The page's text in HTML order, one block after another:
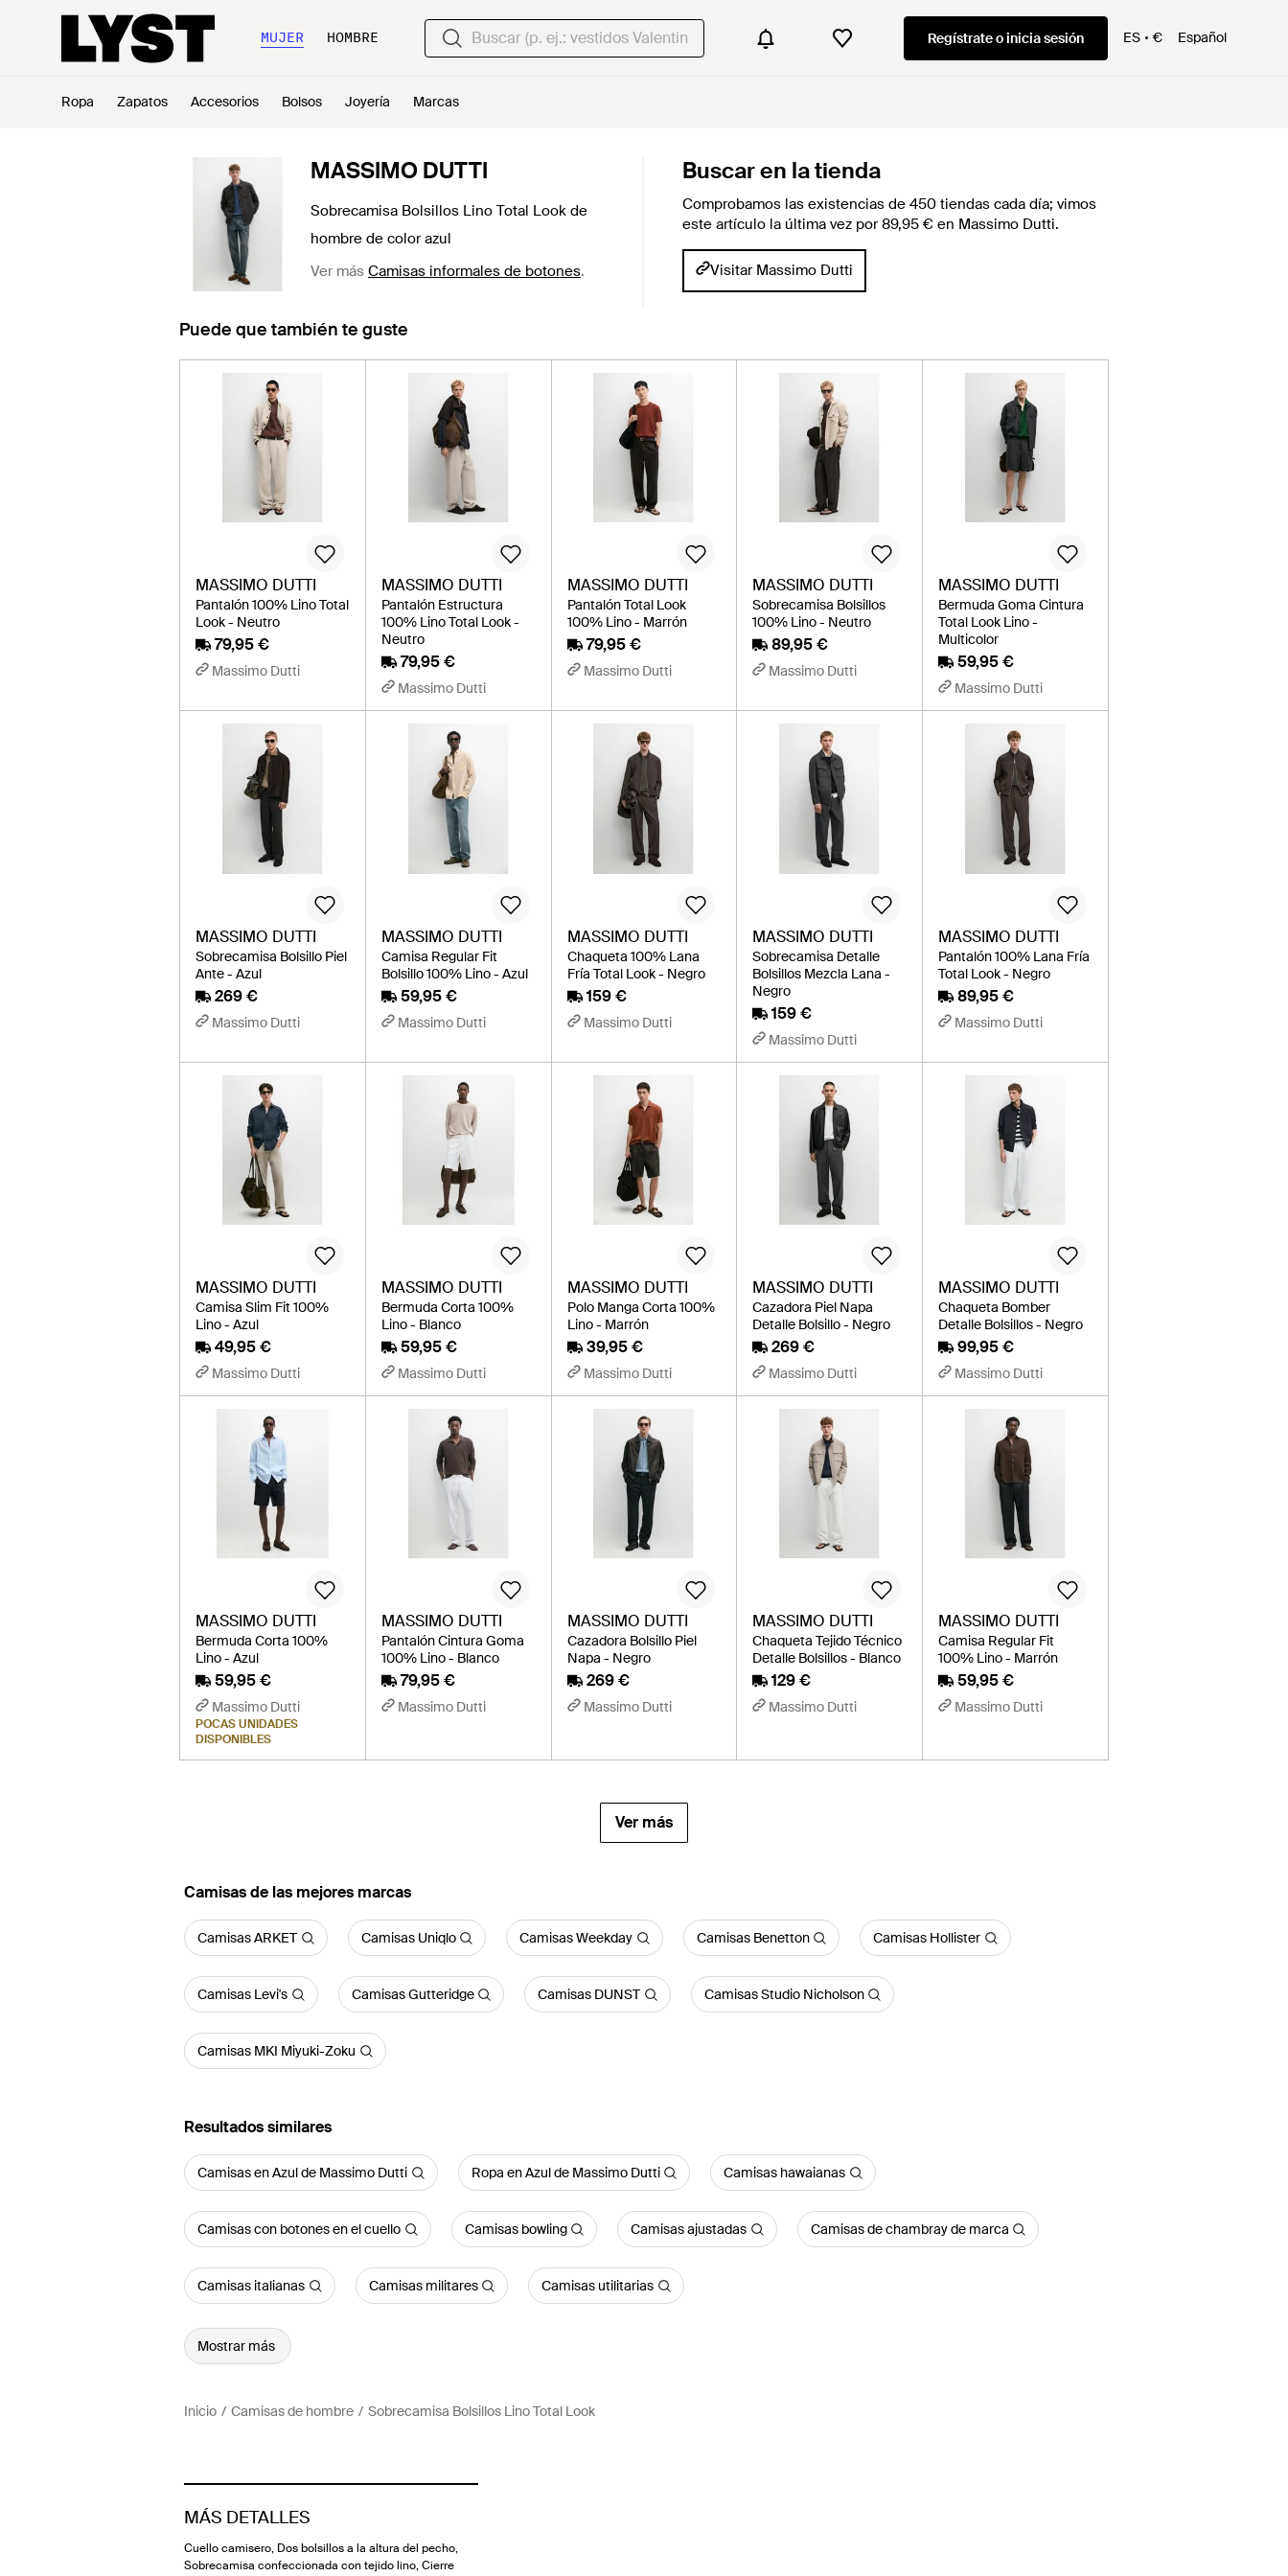
MUJER HOMBRE Regístrate o inicia sesión ES € Español
Ropa Zapatos Accesorios Bolsos Joyería Marcas
MASSIMO DUTTI
Sobrecamisa Bolsillos Lino Total Look de
hombre de color azul
Ver más Camisas informales de botones.
Buscar en la tienda
Comprobamos las existencias de 450 tiendas cada día; vimos
este artículo la última vez por 89,95 € en Massimo Dutti.
Visitar Massimo Dutti
Puede que también te guste
MASSIMO DUTTI
Pantalón 100% Lino Total
Look - Neutro
79,95 €
Massimo Dutti
MASSIMO DUTTI
Pantalón Estructura
100% Lino Total Look -
Neutro
79,95 €
Massimo Dutti
MASSIMO DUTTI
Pantalón Total Look
100% Lino - Marrón
79,95 €
Massimo Dutti
MASSIMO DUTTI
Sobrecamisa Bolsillos
100% Lino - Neutro
89,95 €
Massimo Dutti
MASSIMO DUTTI
Bermuda Goma Cintura
Total Look Lino -
Multicolor
59,95 €
Massimo Dutti
MASSIMO DUTTI
Sobrecamisa Bolsillo Piel
Ante - Azul
269 €
Massimo Dutti
MASSIMO DUTTI
Camisa Regular Fit
Bolsillo 100% Lino - Azul
59,95 €
Massimo Dutti
MASSIMO DUTTI
Chaqueta 100% Lana
Fría Total Look - Negro
159 €
Massimo Dutti
MASSIMO DUTTI
Sobrecamisa Detalle
Bolsillos Mezcla Lana -
Negro
159 €
Massimo Dutti
MASSIMO DUTTI
Pantalón 100% Lana Fría
Total Look - Negro
89,95 €
Massimo Dutti
MASSIMO DUTTI
Camisa Slim Fit 100%
Lino - Azul
49,95 €
Massimo Dutti
MASSIMO DUTTI
Bermuda Corta 100%
Lino - Blanco
59,95 €
Massimo Dutti
MASSIMO DUTTI
Polo Manga Corta 100%
Lino - Marrón
39,95 €
Massimo Dutti
MASSIMO DUTTI
Cazadora Piel Napa
Detalle Bolsillo - Negro
269 €
Massimo Dutti
MASSIMO DUTTI
Chaqueta Bomber
Detalle Bolsillos - Negro
99,95 €
Massimo Dutti
MASSIMO DUTTI
Bermuda Corta 100%
Lino - Azul
59,95 €
Massimo Dutti
POCAS UNIDADES
DISPONIBLES
MASSIMO DUTTI
Pantalón Cintura Goma
100% Lino - Blanco
79,95 €
Massimo Dutti
MASSIMO DUTTI
Cazadora Bolsillo Piel
Napa - Negro
269 €
Massimo Dutti
MASSIMO DUTTI
Chaqueta Tejido Técnico
Detalle Bolsillos - Blanco
129 €
Massimo Dutti
MASSIMO DUTTI
Camisa Regular Fit
100% Lino - Marrón
59,95 €
Massimo Dutti
Ver más
Camisas de las mejores marcas
Camisas ARKET Camisas Uniqlo Camisas Weekday Camisas Benetton Camisas Hollister
Camisas Levi's Camisas Gutteridge Camisas DUNST Camisas Studio Nicholson
Camisas MKI Miyuki-Zoku
Resultados similares
Camisas en Azul de Massimo Dutti Ropa en Azul de Massimo Dutti Camisas hawaianas
Camisas con botones en el cuello Camisas bowling Camisas ajustadas Camisas de chambray de marca
Camisas italianas Camisas militares Camisas utilitarias
Mostrar más
Inicio Camisas de hombre Sobrecamisa Bolsillos Lino Total Look
MÁS DETALLES
Cuello camisero, Dos bolsillos a la altura del pecho,
Sobrecamisa confeccionada con tejido lino, Cierre